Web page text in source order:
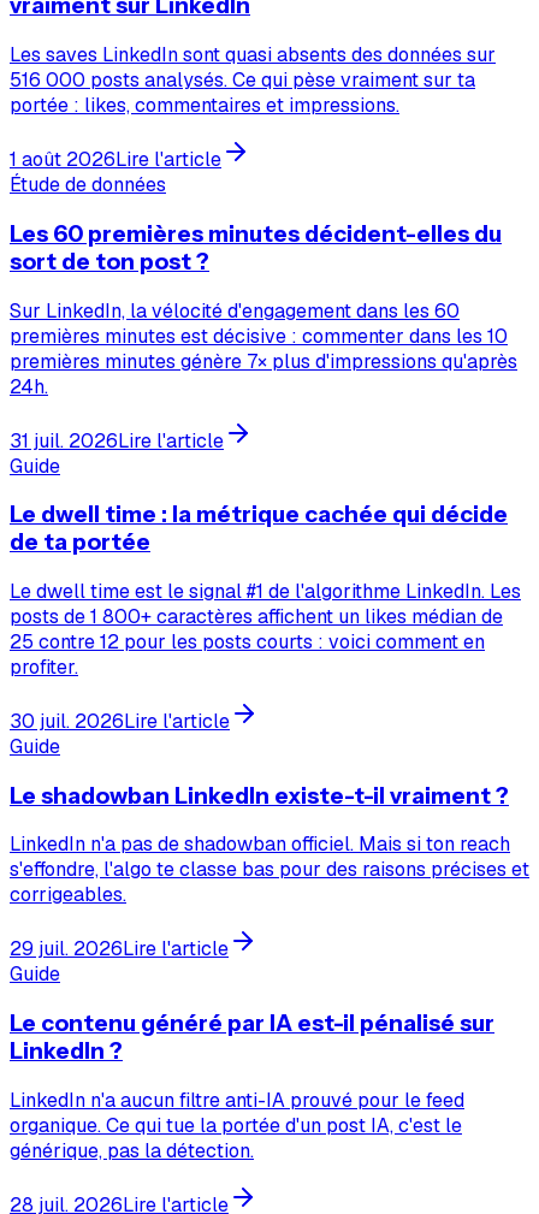
vraiment sur LinkedIn
Les saves LinkedIn sont quasi absents des données sur
516 000 posts analysés. Ce qui pèse vraiment sur ta
portée : likes, commentaires et impressions.
1 août 2026Lire l'article
Étude de données
Les 60 premières minutes décident-elles du
sort de ton post ?
Sur LinkedIn, la vélocité d'engagement dans les 60
premières minutes est décisive : commenter dans les 10
premières minutes génère 7× plus d'impressions qu'après
24h.
31 juil. 2026Lire l'article
Guide
Le dwell time : la métrique cachée qui décide
de ta portée
Le dwell time est le signal #1 de l'algorithme LinkedIn. Les
posts de 1 800+ caractères affichent un likes médian de
25 contre 12 pour les posts courts : voici comment en
profiter.
30 juil. 2026Lire l'article
Guide
Le shadowban LinkedIn existe-t-il vraiment ?
LinkedIn n'a pas de shadowban officiel. Mais si ton reach
s'effondre, l'algo te classe bas pour des raisons précises et
corrigeables.
29 juil. 2026Lire l'article
Guide
Le contenu généré par IA est-il pénalisé sur
LinkedIn ?
LinkedIn n'a aucun filtre anti-IA prouvé pour le feed
organique. Ce qui tue la portée d'un post IA, c'est le
générique, pas la détection.
28 juil. 2026Lire l'article